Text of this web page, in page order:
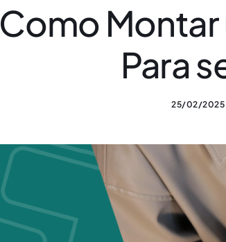
Como
Para
25/02/2025